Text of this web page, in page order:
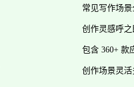
常见写作场
创作灵感呼
包含 360+ 款
创作场景灵